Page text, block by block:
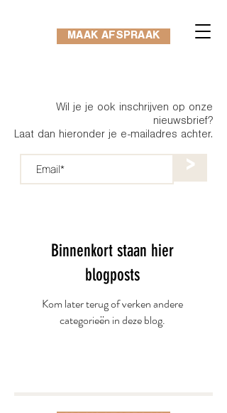
MAAK AFSPRAAK
Wil je je ook inschrijven op onze
nieuwsbrief?
Laat dan hieronder je e-mailadres achter.
>
Binnenkort staan hier
blogposts
Kom later terug of verken andere
categorieën in deze blog.